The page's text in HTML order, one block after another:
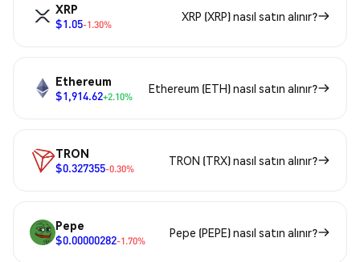
XRP
$1.05-1.30%
XRP (XRP) nasıl satın alınır?
Ethereum
$1,914.62+2.10%
Ethereum (ETH) nasıl satın alınır?
TRON
$0.327355-0.30%
TRON (TRX) nasıl satın alınır?
Pepe
$0.00000282-1.70%
Pepe (PEPE) nasıl satın alınır?